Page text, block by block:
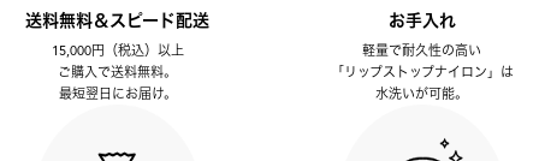
送料無料＆スピード配送
15,000円（税込）以上
ご購入で送料無料。
最短翌日にお届け。
お手入れ
軽量で耐久性の高い
「リップストップナイロン」は
水洗いが可能。